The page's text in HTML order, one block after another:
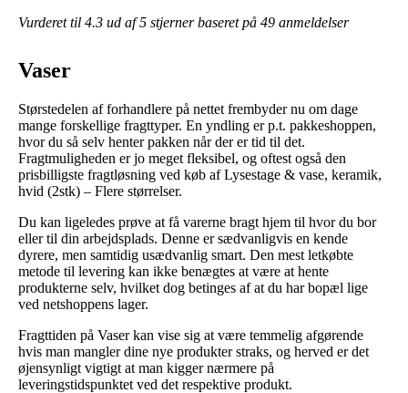
Vurderet til 4.3 ud af 5 stjerner baseret på 49 anmeldelser
Vaser
Størstedelen af forhandlere på nettet frembyder nu om dage
mange forskellige fragttyper. En yndling er p.t. pakkeshoppen,
hvor du så selv henter pakken når der er tid til det.
Fragtmuligheden er jo meget fleksibel, og oftest også den
prisbilligste fragtløsning ved køb af Lysestage & vase, keramik,
hvid (2stk) – Flere størrelser.
Du kan ligeledes prøve at få varerne bragt hjem til hvor du bor
eller til din arbejdsplads. Denne er sædvanligvis en kende
dyrere, men samtidig usædvanlig smart. Den mest letkøbte
metode til levering kan ikke benægtes at være at hente
produkterne selv, hvilket dog betinges af at du har bopæl lige
ved netshoppens lager.
Fragttiden på Vaser kan vise sig at være temmelig afgørende
hvis man mangler dine nye produkter straks, og herved er det
øjensynligt vigtigt at man kigger nærmere på
leveringstidspunktet ved det respektive produkt.